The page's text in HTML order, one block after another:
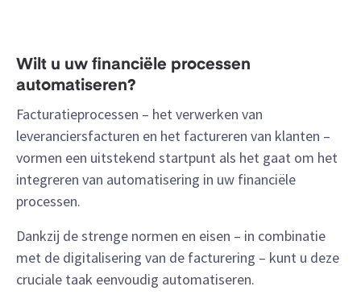
Wilt u uw financiële processen
automatiseren?
Facturatieprocessen – het verwerken van
leveranciersfacturen en het factureren van klanten –
vormen een uitstekend startpunt als het gaat om het
integreren van automatisering in uw financiële
processen.
Dankzij de strenge normen en eisen – in combinatie
met de digitalisering van de facturering – kunt u deze
cruciale taak eenvoudig automatiseren.